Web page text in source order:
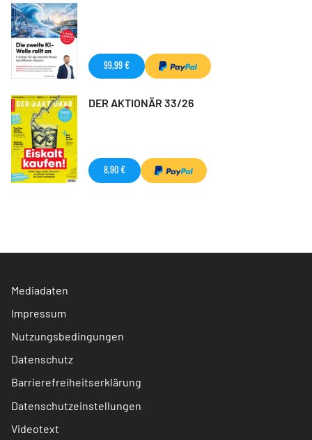
99,99 €
DER AKTIONÄR 33/26
8,90 €
Mediadaten
Impressum
Nutzungsbedingungen
Datenschutz
Barrierefreiheitserklärung
Datenschutzeinstellungen
Videotext